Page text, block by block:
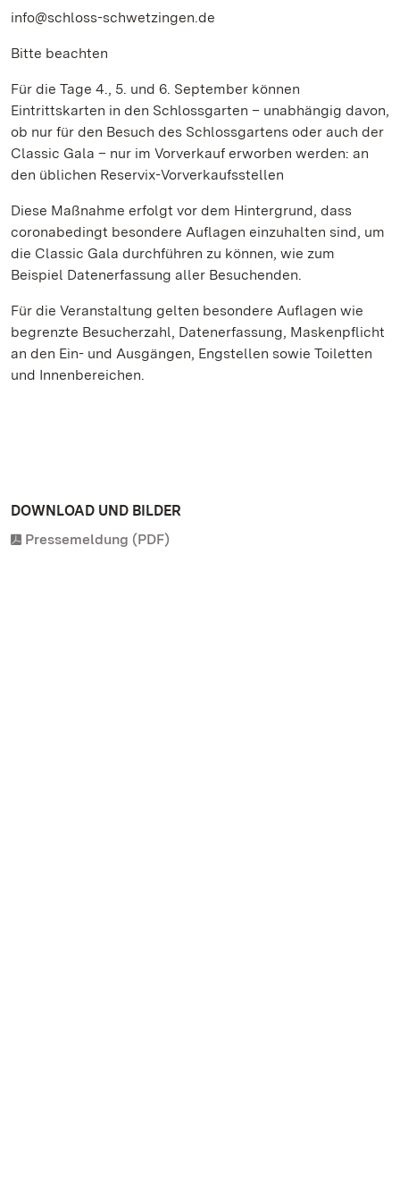
info@schloss-schwetzingen.de
Bitte beachten
Für die Tage 4., 5. und 6. September können
Eintrittskarten in den Schlossgarten – unabhängig davon,
ob nur für den Besuch des Schlossgartens oder auch der
Classic Gala – nur im Vorverkauf erworben werden: an
den üblichen Reservix-Vorverkaufsstellen
Diese Maßnahme erfolgt vor dem Hintergrund, dass
coronabedingt besondere Auflagen einzuhalten sind, um
die Classic Gala durchführen zu können, wie zum
Beispiel Datenerfassung aller Besuchenden.
Für die Veranstaltung gelten besondere Auflagen wie
begrenzte Besucherzahl, Datenerfassung, Maskenpflicht
an den Ein- und Ausgängen, Engstellen sowie Toiletten
und Innenbereichen.
DOWNLOAD UND BILDER
Pressemeldung (PDF)